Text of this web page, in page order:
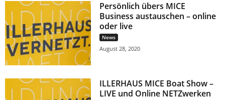
Persönlich übers MICE
Business austauschen – online
oder live
News
August 28, 2020
ILLERHAUS MICE Boat Show –
LIVE und Online NETZwerken